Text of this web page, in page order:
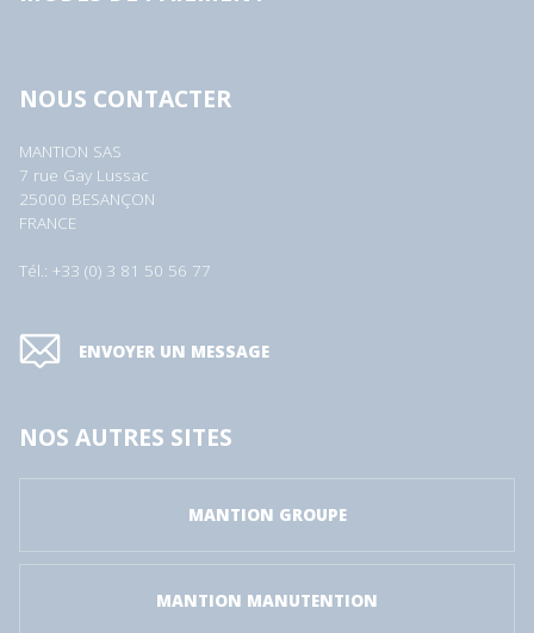
NOUS CONTACTER
MANTION SAS
7 rue Gay Lussac
25000 BESANÇON
FRANCE
Tél.: +33 (0) 3 81 50 56 77
ENVOYER UN MESSAGE
NOS AUTRES SITES
MANTION GROUPE
MANTION MANUTENTION